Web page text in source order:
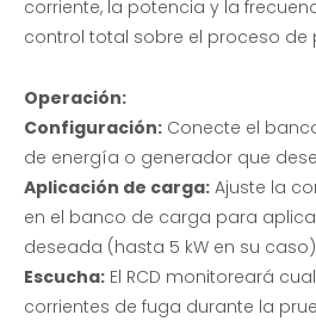
corriente, la potencia y la
control total sobre el proceso de
Operación:
Configuración: Conecte el
de energía o generador que
Aplicación de carga: Ajuste la
en el banco de carga para
deseada (hasta 5 kW en su
Escucha: El RCD monitoreará
corrientes de fuga durante la